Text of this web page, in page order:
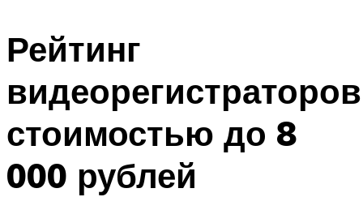
МЕНЮ
Рейтинг
видеорегистраторов
стоимостью до 8
000 рублей